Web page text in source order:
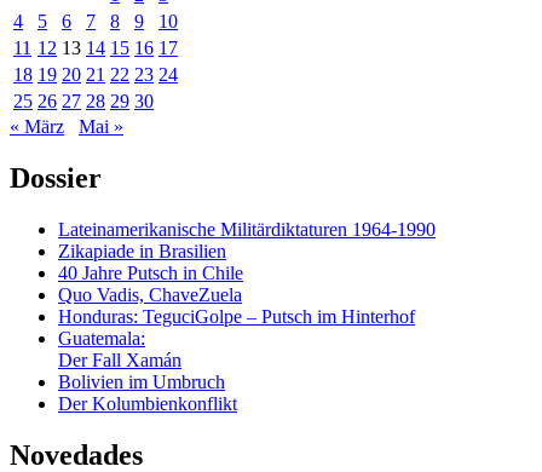
4
5 6 7 8 9
10
11 12 13 14 15 16 17
18 19 20 21 22 23 24
25 26 27 28 29 30
« März
Mai »
Dossier
Lateinamerikanische Militärdiktaturen 1964-1990
Zikapiade in Brasilien
40 Jahre Putsch in Chile
Quo Vadis, ChaveZuela
Honduras: TeguciGolpe – Putsch im Hinterhof
Guatemala:
Der Fall Xamán
Bolivien im Umbruch
Der Kolumbienkonflikt
Novedades